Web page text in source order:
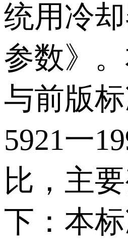
统用冷
参数》
与前版
5921一
比，主
下：本